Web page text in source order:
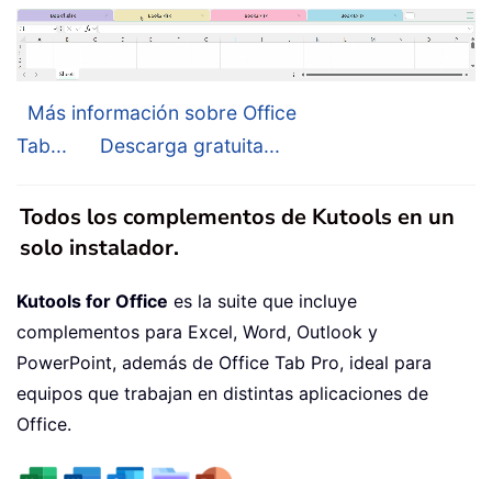
Más información sobre Office
Tab...
Descarga gratuita...
Todos los complementos de Kutools en un
solo instalador.
Kutools for Office es la suite que incluye
complementos para Excel, Word, Outlook y
PowerPoint, además de Office Tab Pro, ideal para
equipos que trabajan en distintas aplicaciones de
Office.